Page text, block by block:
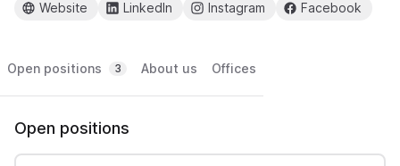
Website LinkedIn Instagram Facebook
Open positions 3 About us Offices
Open positions